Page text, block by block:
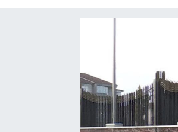
HABERDE İNSAN
KÜLTÜR-SANAT